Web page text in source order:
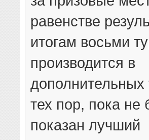
равенстве
итогам восьми
производится в
дополнительных
тех пор, пока не
показан лучший